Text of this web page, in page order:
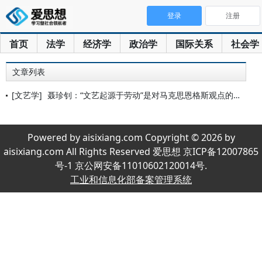
首页 法学 经济学 政治学 国际关系 社会学
登录 注册
文章列表
[文艺学] 聂珍钊：“文艺起源于劳动”是对马克思恩格斯观点的误读
Powered by aisixiang.com Copyright © 2026 by
aisixiang.com All Rights Reserved 爱思想 京ICP备12007865
号-1 京公网安备11010602120014号.
工业和信息化部备案管理系统